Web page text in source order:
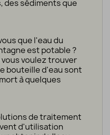
des sédiments que
que l'eau du
est potable ?
vouleztrouver
bouteille d'eau sont
à quelques
de traitement
d'utilisation